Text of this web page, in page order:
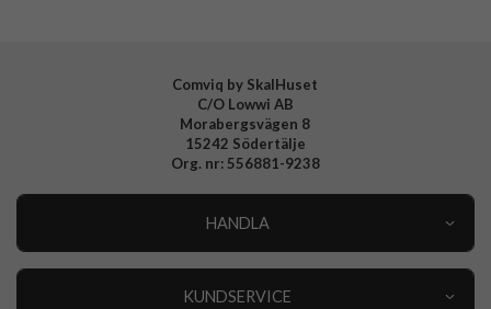
Comviq by SkalHuset
C/O Lowwi AB
Morabergsvägen 8
15242 Södertälje
Org. nr: 556881-9238
HANDLA
KUNDSERVICE